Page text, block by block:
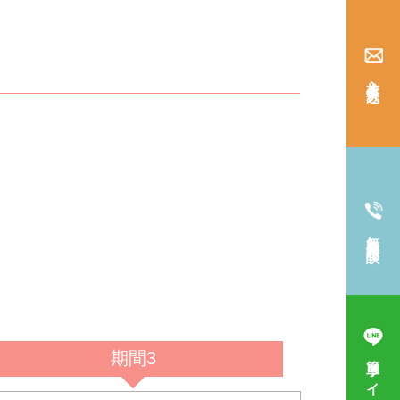
入校仮申込み
無料電話相談
簡単ライン相談
期間3